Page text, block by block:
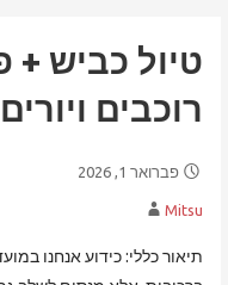
טיול כביש +
רוכבים ויורים
פברואר 1, 2026
Mitsu
תיאור כללי: כידוע אנחנו